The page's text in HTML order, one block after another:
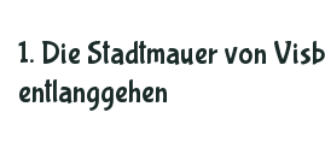
1. Die Stadtmauer von
entlanggehen